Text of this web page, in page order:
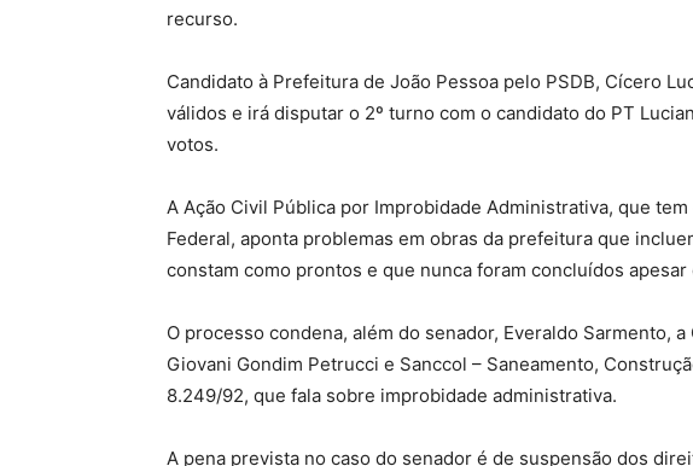
recurso.
Candidato à Prefeitura de João Pessoa pelo PSDB, Cícero
válidos e irá disputar o 2º turno com o candidato do PT
votos.
A Ação Civil Pública por Improbidade Administrativa, que
Federal, aponta problemas em obras da prefeitura que
constam como prontos e que nunca foram concluídos
O processo condena, além do senador, Everaldo Sarmento,
Giovani Gondim Petrucci e Sanccol – Saneamento,
8.249/92, que fala sobre improbidade administrativa.
A pena prevista no caso do senador é de suspensão dos